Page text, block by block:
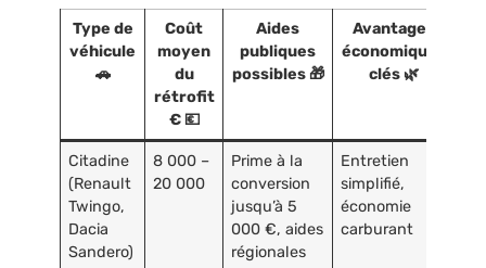
Type de
véhicule
🚗
Coût
moyen
du
rétrofit
€ 💶
Aides
publiques
possibles 🎁
Avantages
économiques
clés 🌿
Citadine
(Renault
Twingo,
Dacia
Sandero)
8 000 –
20 000
Prime à la
conversion
jusqu’à 5
000 €, aides
régionales
Entretien
simplifié,
économie
carburant